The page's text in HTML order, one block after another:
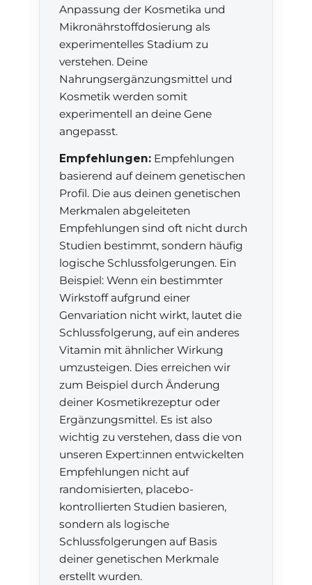
Anpassung der Kosmetika und
Mikronährstoffdosierung als
experimentelles Stadium zu
verstehen. Deine
Nahrungsergänzungsmittel und
Kosmetik werden somit
experimentell an deine Gene
angepasst.
Empfehlungen: Empfehlungen
basierend auf deinem genetischen
Profil. Die aus deinen genetischen
Merkmalen abgeleiteten
Empfehlungen sind oft nicht durch
Studien bestimmt, sondern häufig
logische Schlussfolgerungen. Ein
Beispiel: Wenn ein bestimmter
Wirkstoff aufgrund einer
Genvariation nicht wirkt, lautet die
Schlussfolgerung, auf ein anderes
Vitamin mit ähnlicher Wirkung
umzusteigen. Dies erreichen wir
zum Beispiel durch Änderung
deiner Kosmetikrezeptur oder
Ergänzungsmittel. Es ist also
wichtig zu verstehen, dass die von
unseren Expert:innen entwickelten
Empfehlungen nicht auf
randomisierten, placebo-
kontrollierten Studien basieren,
sondern als logische
Schlussfolgerungen auf Basis
deiner genetischen Merkmale
erstellt wurden.